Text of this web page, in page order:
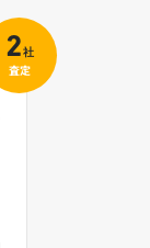
2社
査定